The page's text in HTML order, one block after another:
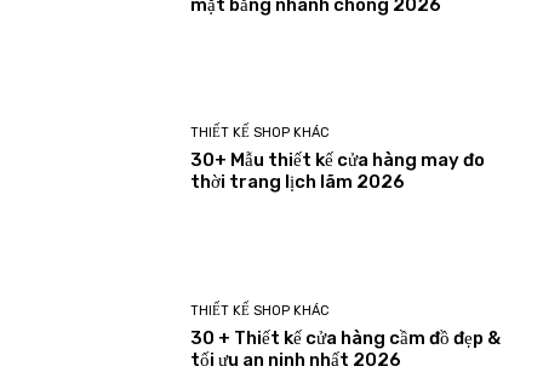
mặt bằng nhanh chóng 2026
THIẾT KẾ SHOP KHÁC
30+ Mẫu thiết kế cửa hàng may đo
thời trang lịch lãm 2026
THIẾT KẾ SHOP KHÁC
30 + Thiết kế cửa hàng cầm đồ đẹp &
tối ưu an ninh nhất 2026